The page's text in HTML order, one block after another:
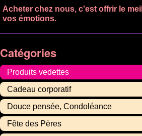
Acheter chez nous, c'est offrir le
vos émotions.
Catégories
Produits vedettes
Cadeau corporatif
Douce pensée, Condoléance
Fête des Pères